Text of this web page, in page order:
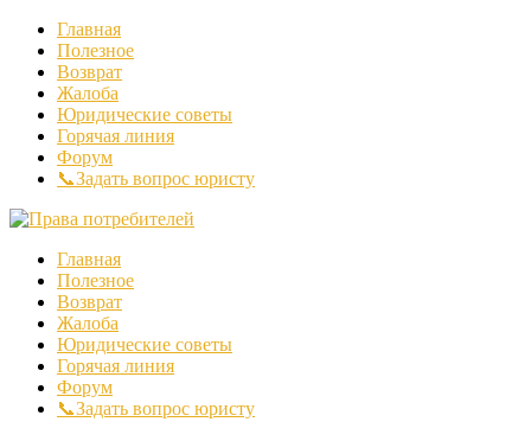
Главная
Полезное
Возврат
Жалоба
Юридические советы
Горячая линия
Форум
📞Задать вопрос юристу
Главная
Полезное
Возврат
Жалоба
Юридические советы
Горячая линия
Форум
📞Задать вопрос юристу